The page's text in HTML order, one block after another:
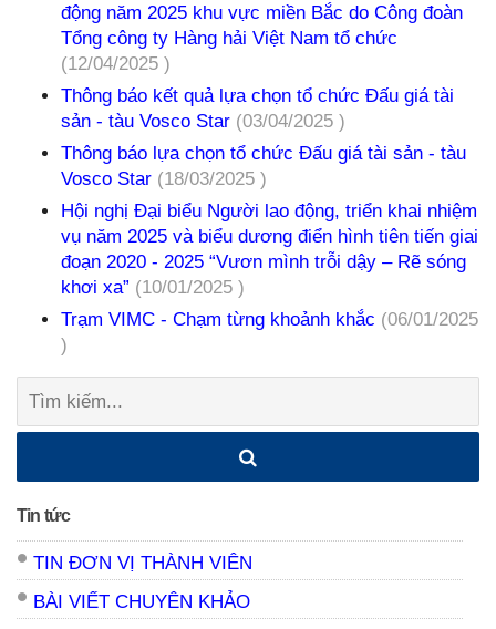
động năm 2025 khu vực miền Bắc do Công đoàn
Tổng công ty Hàng hải Việt Nam tổ chức
(12/04/2025 )
Thông báo kết quả lựa chọn tổ chức Đấu giá tài
sản - tàu Vosco Star (03/04/2025 )
Thông báo lựa chọn tổ chức Đấu giá tài sản - tàu
Vosco Star (18/03/2025 )
Hội nghị Đại biểu Người lao động, triển khai nhiệm
vụ năm 2025 và biểu dương điển hình tiên tiến giai
đoạn 2020 - 2025 “Vươn mình trỗi dậy – Rẽ sóng
khơi xa” (10/01/2025 )
Trạm VIMC - Chạm từng khoảnh khắc (06/01/2025
)
Tìm
Tin tức
TIN ĐƠN VỊ THÀNH VIÊN
BÀI VIẾT CHUYÊN KHẢO